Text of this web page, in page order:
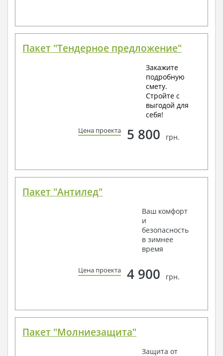
Пакет "Тендерное предложение"
Закажите
подробную
смету.
Стройте с
выгодой для
себя!
Цена проекта 5 800 грн.
Пакет "Антилед"
Ваш комфорт
и
безопасность
в зимнее
время
Цена проекта 4 900 грн.
Пакет "Молниезащита"
Защита от